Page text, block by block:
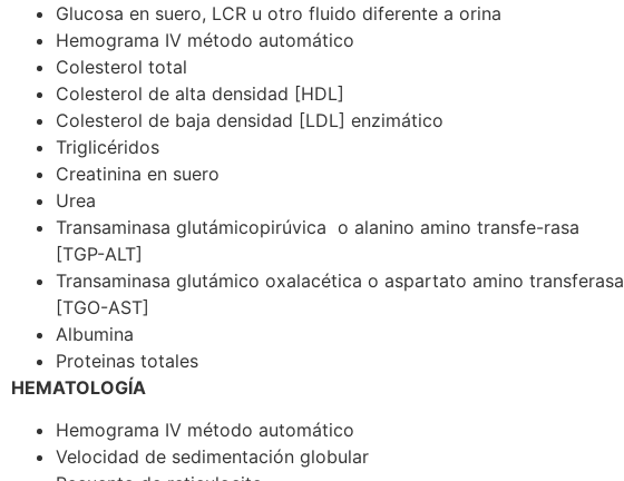
Glucosa en suero, LCR u otro fluido diferente a orina
Hemograma IV método automático
Colesterol total
Colesterol de alta densidad [HDL]
Colesterol de baja densidad [LDL] enzimático
Triglicéridos
Creatinina en suero
Urea
Transaminasa glutámicopirúvica o alanino amino transfe-rasa
[TGP-ALT]
Transaminasa glutámico oxalacética o aspartato amino transferasa
[TGO-AST]
Albumina
Proteinas totales
HEMATOLOGÍA
Hemograma IV método automático
Velocidad de sedimentación globular